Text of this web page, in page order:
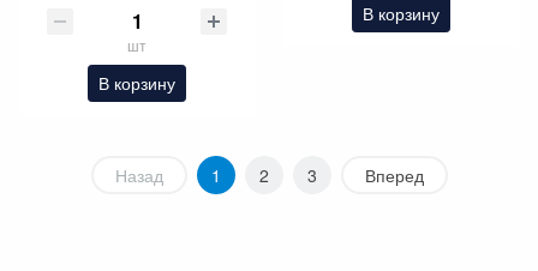
шт
В корзину
В корзину
Назад 1 2 3 Вперед